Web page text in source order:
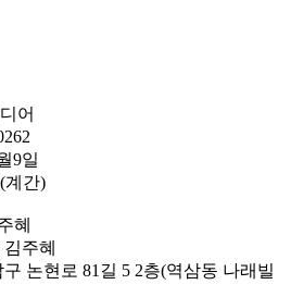
어
9일
계간)
혜
주혜
논현로 81길 5 2층(역삼동 나래빌